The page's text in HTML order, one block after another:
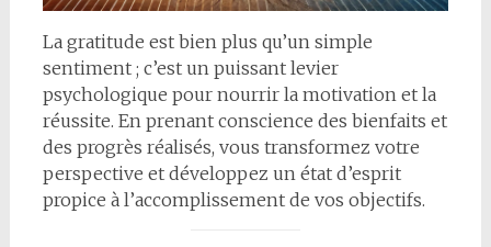
La gratitude est bien plus qu’un simple
sentiment ; c’est un puissant levier
psychologique pour nourrir la motivation et la
réussite. En prenant conscience des bienfaits et
des progrès réalisés, vous transformez votre
perspective et développez un état d’esprit
propice à l’accomplissement de vos objectifs.